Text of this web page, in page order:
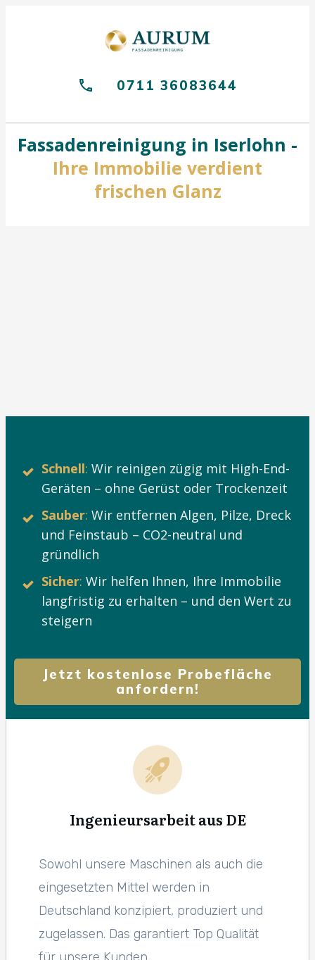
0711 36083644
Fassadenreinigung in Iserlohn -
Ihre Immobilie verdient
frischen Glanz
Schnell: Wir reinigen zügig mit High-End-
Geräten – ohne Gerüst oder Trockenzeit
Sauber: Wir entfernen Algen, Pilze, Dreck
und Feinstaub – CO2-neutral und
gründlich
Sicher: Wir helfen Ihnen, Ihre Immobilie
langfristig zu erhalten – und den Wert zu
steigern
Jetzt kostenlose Probefläche
anfordern!
Ingenieursarbeit aus DE
Sowohl unsere Maschinen als auch die
eingesetzten Mittel werden in
Deutschland konzipiert, produziert und
zugelassen. Das garantiert Top Qualität